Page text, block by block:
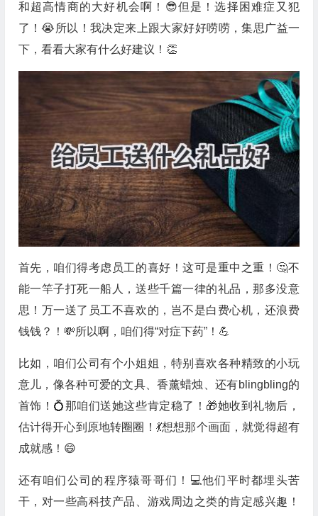
和超高情商的大好机会啊！😎但是！选择困难症又犯
了！😭所以！我决定来上跟大家好好唠唠，集思广益一
下，看看大家有什么好建议！👏
首先，咱们得考虑员工的喜好！这可是重中之重！🤔不
能一竿子打死一船人，送些千篇一律的礼品，那多没意
思！万一送了员工不喜欢的，岂不是白费心机，还浪费
钱钱？！💸所以啊，咱们得“对症下药”！💪
比如，咱们公司有个小姐姐，特别喜欢各种精致的小玩
意儿，像各种可爱的文具、香薰蜡烛、还有blingbling的
首饰！💍那咱们送她这些肯定稳了！🎁她收到礼物后，
估计得开心到原地转圈圈！💃想想那个画面，就觉得超有
成就感！😄
还有咱们公司的程序猿哥哥们！💻他们平时都埋头苦
干，对一些高科技产品、游戏周边之类的肯定感兴趣！